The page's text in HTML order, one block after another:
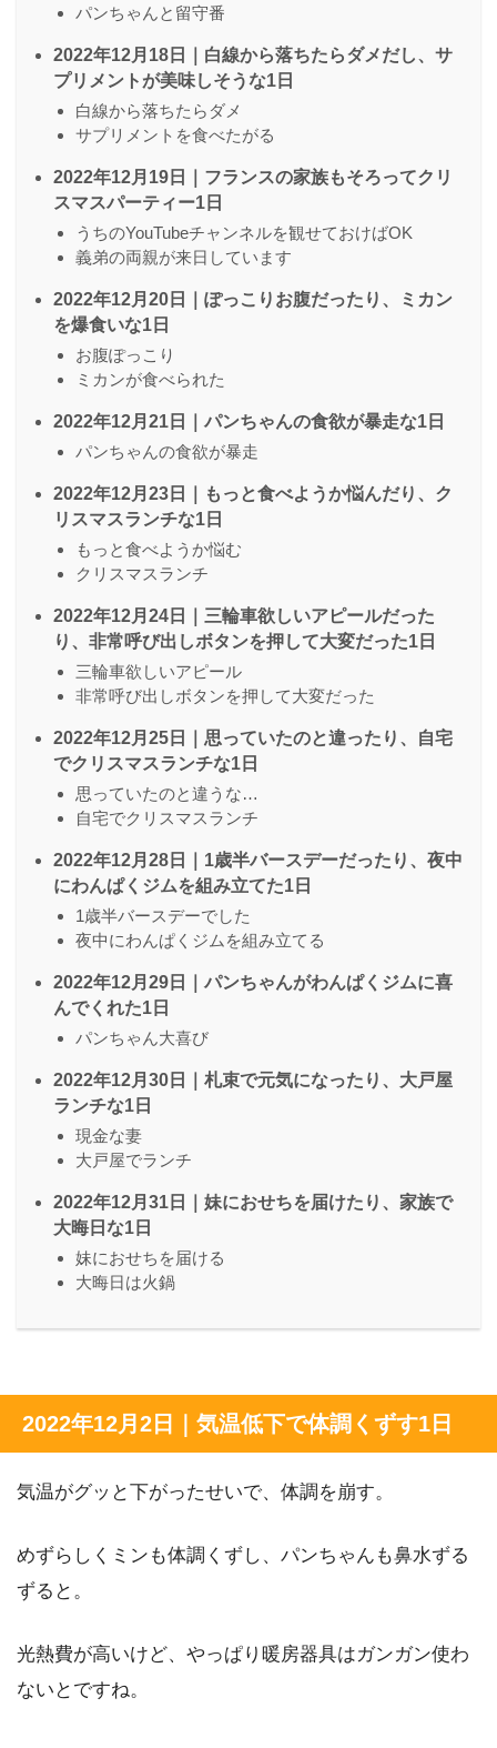
パンちゃんと留守番
2022年12月18日｜白線から落ちたらダメだし、サ
プリメントが美味しそうな1日
白線から落ちたらダメ
サプリメントを食べたがる
2022年12月19日｜フランスの家族もそろってクリ
スマスパーティー1日
うちのYouTubeチャンネルを観せておけばOK
義弟の両親が来日しています
2022年12月20日｜ぽっこりお腹だったり、ミカン
を爆食いな1日
お腹ぽっこり
ミカンが食べられた
2022年12月21日｜パンちゃんの食欲が暴走な1日
パンちゃんの食欲が暴走
2022年12月23日｜もっと食べようか悩んだり、ク
リスマスランチな1日
もっと食べようか悩む
クリスマスランチ
2022年12月24日｜三輪車欲しいアピールだった
り、非常呼び出しボタンを押して大変だった1日
三輪車欲しいアピール
非常呼び出しボタンを押して大変だった
2022年12月25日｜思っていたのと違ったり、自宅
でクリスマスランチな1日
思っていたのと違うな…
自宅でクリスマスランチ
2022年12月28日｜1歳半バースデーだったり、夜中
にわんぱくジムを組み立てた1日
1歳半バースデーでした
夜中にわんぱくジムを組み立てる
2022年12月29日｜パンちゃんがわんぱくジムに喜
んでくれた1日
パンちゃん大喜び
2022年12月30日｜札束で元気になったり、大戸屋
ランチな1日
現金な妻
大戸屋でランチ
2022年12月31日｜妹におせちを届けたり、家族で
大晦日な1日
妹におせちを届ける
大晦日は火鍋
2022年12月2日｜気温低下で体調くずす1日
気温がグッと下がったせいで、体調を崩す。
めずらしくミンも体調くずし、パンちゃんも鼻水ずる
ずると。
光熱費が高いけど、やっぱり暖房器具はガンガン使わ
ないとですね。